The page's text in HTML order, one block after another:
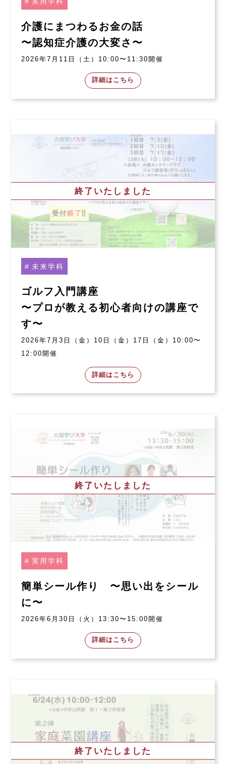
介護にまつわるお金の話
〜認知症介護の大変さ〜
2026年7月11日（土）10:00〜11:30開催
詳細はこちら
終了いたしました
未来学科
ゴルフ入門講座
〜プロが教える初心者向けの講座で
す〜
2026年7月3日（金）10日（金）17日（金）10:00〜
12:00開催
詳細はこちら
終了いたしました
実用学科
簡単シール作り 〜思い出をシール
に〜
2026年6月30日（火）13:30〜15:00開催
詳細はこちら
終了いたしました